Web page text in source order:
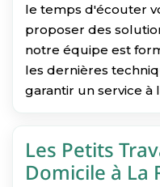
le temps d'écouter
proposer des
notre équipe est
les dernières
garantir un service à
Les Petits
Domicile à La